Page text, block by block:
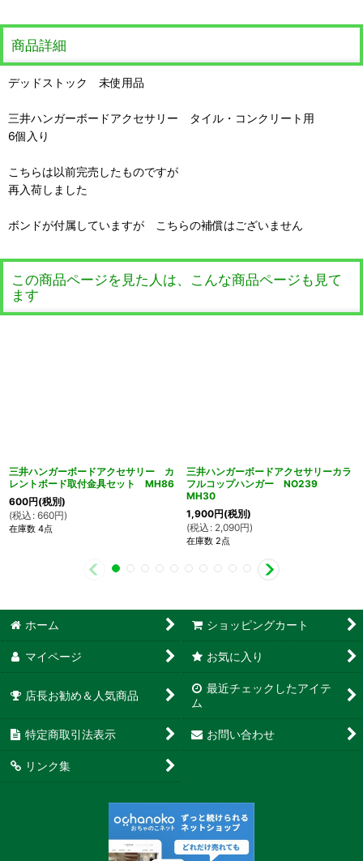
商品詳細
デッドストック 未使用品
三井ハンガーボードアクセサリー タイル・コンクリート用
6個入り
こちらは以前完売したものですが
再入荷しました
ボンドが付属していますが こちらの補償はございません
この商品ページを見た人は、こんな商品ページも見て
ます
三井ハンガーボードアクセサリー カ
レントボード取付金具セット MH86
600円(税別)
(税込 : 660円)
在庫数 4点
三井ハンガーボードアクセサリーカラ
フルコップハンガー NO239
MH30
1,900円(税別)
(税込 : 2,090円)
在庫数 2点
ホーム ショッピングカート
マイページ お気に入り
店長お勧め＆人気商品
最近チェックしたアイテ
ム
特定商取引法表示 お問い合わせ
リンク集